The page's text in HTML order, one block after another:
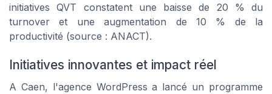
initiatives QVT constatent une baisse de 20 % du
turnover et une augmentation de 10 % de la
productivité (source : ANACT).
Initiatives innovantes et impact réel
A Caen, l'agence WordPress a lancé un programme